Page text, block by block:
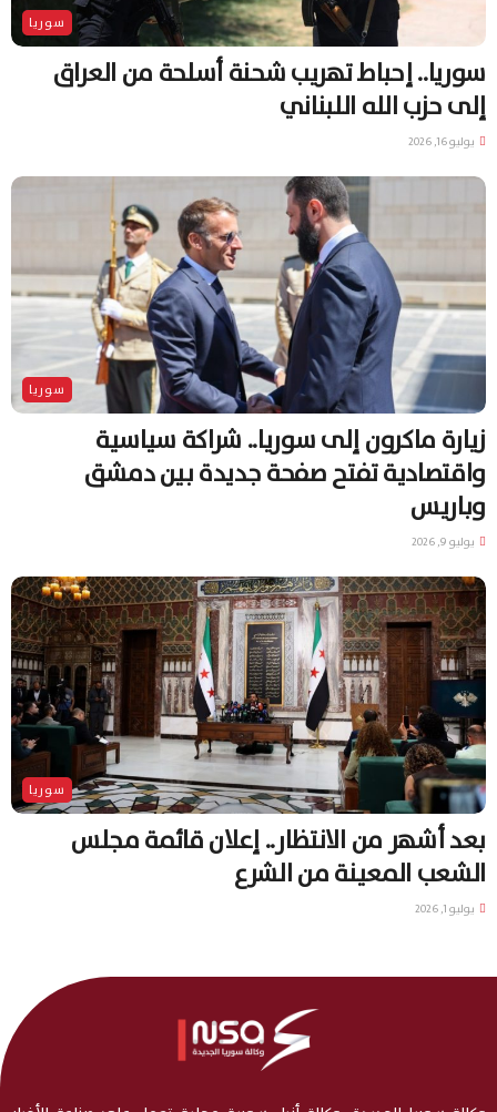
سوريا
سوريا.. إحباط تهريب شحنة أسلحة من العراق
إلى حزب الله اللبناني
يوليو 16, 2026
سوريا
زيارة ماكرون إلى سوريا.. شراكة سياسية
واقتصادية تفتح صفحة جديدة بين دمشق
وباريس
يوليو 9, 2026
سوريا
بعد أشهر من الانتظار.. إعلان قائمة مجلس
الشعب المعينة من الشرع
يوليو 1, 2026